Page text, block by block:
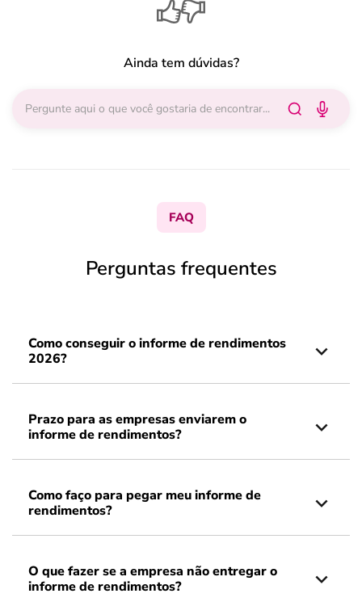
Ainda tem dúvidas?
FAQ
Perguntas frequentes
Como conseguir o informe de rendimentos
2026?
Prazo para as empresas enviarem o
informe de rendimentos?
Como faço para pegar meu informe de
rendimentos?
O que fazer se a empresa não entregar o
informe de rendimentos?